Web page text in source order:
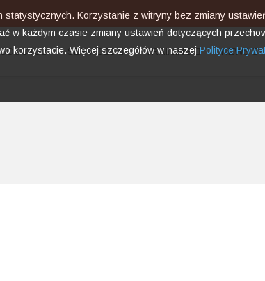
SERVICES TRAINING NEWS
Korzystanie z witryny bez zmiany
w każdym czasie zmiany ustawień dotyczących
korzystacie. Więcej szczegółów w naszej Polityce